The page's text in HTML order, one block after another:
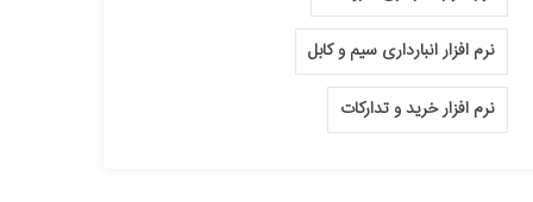
نرم افزار انبارداری سیم و کابل
نرم افزار خرید و تدارکات